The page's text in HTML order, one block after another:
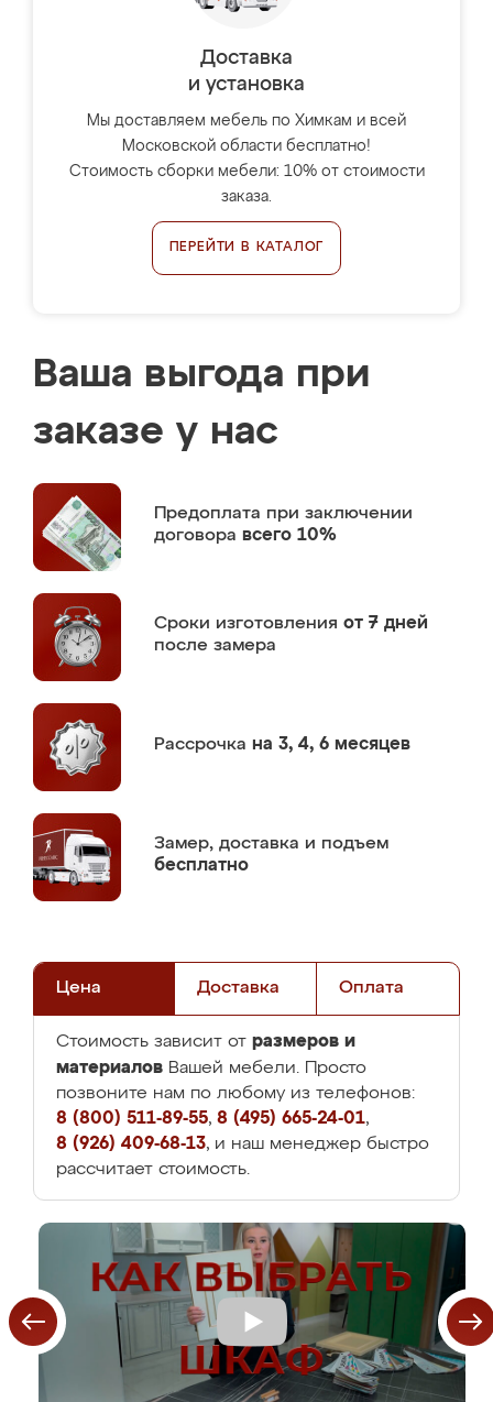
Доставка
и установка
Мы доставляем мебель по Химкам и всей
Московской области бесплатно!
Стоимость сборки мебели: 10% от стоимости
заказа.
ПЕРЕЙТИ В КАТАЛОГ
Ваша выгода при
заказе у нас
Предоплата при заключении
договора всего 10%
Сроки изготовления от 7 дней
после замера
Рассрочка на 3, 4, 6 месяцев
Замер, доставка и подъем
бесплатно
Цена Доставка Оплата
Стоимость зависит от размеров и
материалов Вашей мебели. Просто
позвоните нам по любому из телефонов:
8 (800) 511-89-55, 8 (495) 665-24-01,
8 (926) 409-68-13, и наш менеджер быстро
рассчитает стоимость.